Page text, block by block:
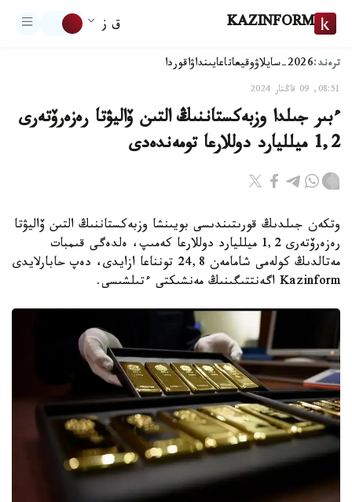
KAZINFORM ق ز
ترەند:2026-سايلاۋ وقيعاتاعايىنداۋاقوردا
08:51, 09 قاڭتار 2024
ءبىر جىلدا وزبەكستاننىڭ التىن ۆاليۋتا رەزەرۆتەرى
1,2 ميلليارد دوللارعا تومەندەدى
وتكەن جىلدىڭ قورىتىندىسى بويىنشا وزبەكستاننىڭ التىن ۆاليۋتا
رەزەرۆتەرى 1,2 ميلليارد دوللارعا كەمىپ، ەلدەگى قىمبات
مەتالدىڭ كولەمى شامامەن 24,8 تونناعا ازايدى، دەپ حابارلايدى
Kazinform اگەنتتىگىنىڭ مەنشىكتى ءتىلشىسى.